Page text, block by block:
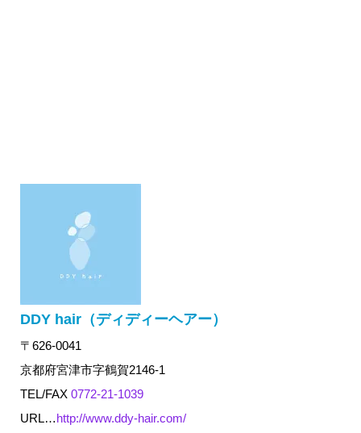
DDY hair（ディディーヘアー）
〒626-0041
京都府宮津市字鶴賀2146-1
TEL/FAX 0772-21-1039
URL…http://www.ddy-hair.com/